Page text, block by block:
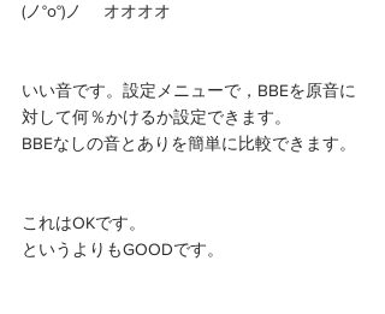
(ノ°ο°)ノ 　オオオオ
いい音です。設定メニューで，BBEを原音に
対して何％かけるか設定できます。
BBEなしの音とありを簡単に比較できます。
これはOKです。
というよりもGOODです。